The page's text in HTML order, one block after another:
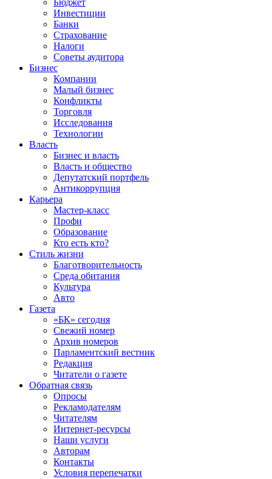
Бюджет
Инвестиции
Банки
Страхование
Налоги
Советы аудитора
Бизнес
Компании
Малый бизнес
Конфликты
Торговля
Исследования
Технологии
Власть
Бизнес и власть
Власть и общество
Депутатский портфель
Антикоррупция
Карьера
Мастер-класс
Профи
Образование
Кто есть кто?
Стиль жизни
Благотворительность
Среда обитания
Культура
Авто
Газета
«БК» сегодня
Свежий номер
Архив номеров
Парламентский вестник
Редакция
Читатели о газете
Обратная связь
Опросы
Рекламодателям
Читателям
Интернет-ресурсы
Наши услуги
Авторам
Контакты
Условия перепечатки